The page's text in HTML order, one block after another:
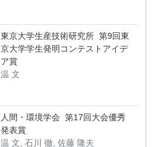
東京大学生産技術研究所 第9回東
京大学学生発明コンテストアイデ
ア賞
温 文
人間・環境学会 第17回大会優秀
発表賞
温 文, 石川 徹, 佐藤 隆夫